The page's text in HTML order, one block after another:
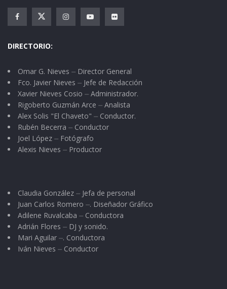
DIRECTORIO:
Omar G. Nieves ⏤ Director General
Fco. Javier Nieves ⏤ Jefe de Redacción
Xavier Nieves Cosio ⏤ Administrador.
Rigoberto Guzmán Arce ⏤ Analista
Alex Solis "El Chaveto" ⏤ Conductor.
Rubén Becerra ⏤ Conductor
Joel López ⏤ Fotógrafo
Alexis Nieves ⏤ Productor
Claudia González ⏤ Jefa de personal
Juan Carlos Romero ⏤. Diseñador Gráfico
Adilene Ruvalcaba ⏤ Conductora
Adrián Flores ⏤ DJ y sonido.
Mari Aguilar ⏤. Conductora
Iván Nieves ⏤ Conductor